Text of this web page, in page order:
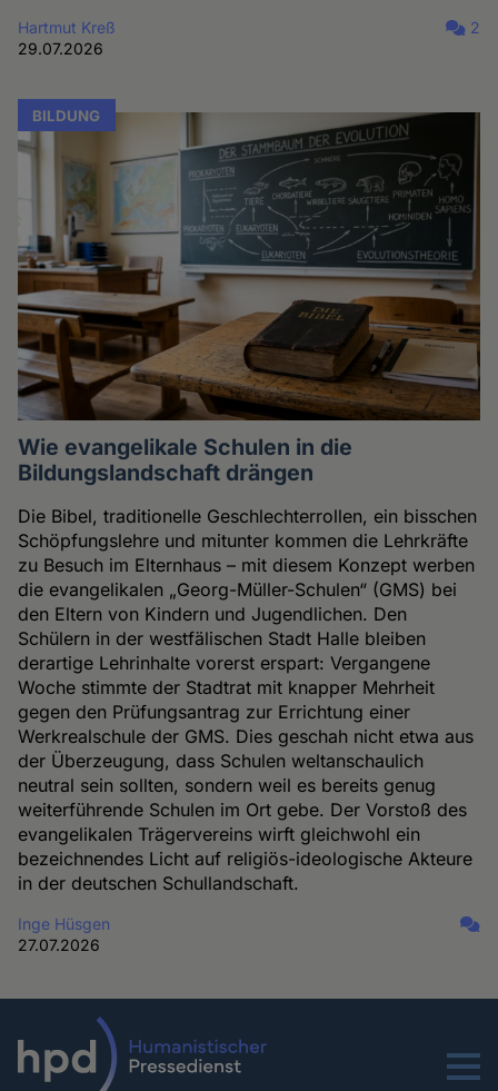
Hartmut Kreß
29.07.2026
2
BILDUNG
Wie evangelikale Schulen in die
Bildungslandschaft drängen
Die Bibel, traditionelle Geschlechterrollen, ein bisschen
Schöpfungslehre und mitunter kommen die Lehrkräfte
zu Besuch im Elternhaus – mit diesem Konzept werben
die evangelikalen „Georg-Müller-Schulen“ (GMS) bei
den Eltern von Kindern und Jugendlichen. Den
Schülern in der westfälischen Stadt Halle bleiben
derartige Lehrinhalte vorerst erspart: Vergangene
Woche stimmte der Stadtrat mit knapper Mehrheit
gegen den Prüfungsantrag zur Errichtung einer
Werkrealschule der GMS. Dies geschah nicht etwa aus
der Überzeugung, dass Schulen weltanschaulich
neutral sein sollten, sondern weil es bereits genug
weiterführende Schulen im Ort gebe. Der Vorstoß des
evangelikalen Trägervereins wirft gleichwohl ein
bezeichnendes Licht auf religiös-ideologische Akteure
in der deutschen Schullandschaft.
Inge Hüsgen
27.07.2026
Menu